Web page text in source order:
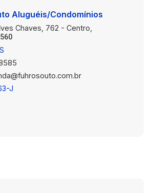
Aluguéis/Condomínios
Chaves, 762 - Centro,
J